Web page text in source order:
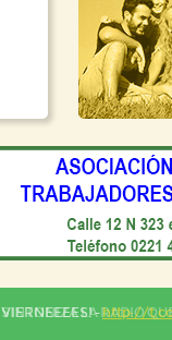
SINTONIZA LA RADIO